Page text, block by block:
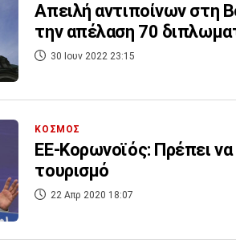
Απειλή αντιποίνων στη
την απέλαση 70
30 Ιουν 2022 23:15
ΚΟΣΜΟΣ
ΕΕ-Κορωνοϊός: Πρέπει
τουρισμό
22 Απρ 2020 18:07